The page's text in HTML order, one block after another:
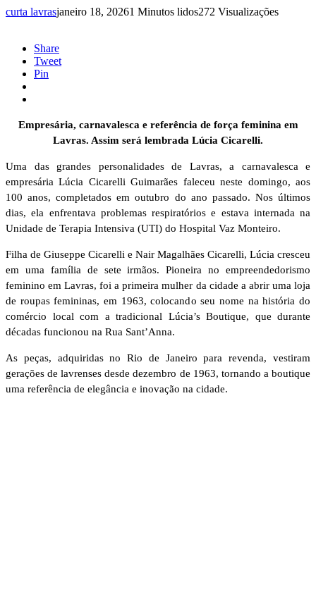
curta lavrasjaneiro 18, 20261 Minutos lidos272 Visualizações
Share
Tweet
Pin
Empresária, carnavalesca e referência de força feminina em
Lavras. Assim será lembrada Lúcia Cicarelli.
Uma das grandes personalidades de Lavras, a carnavalesca e
empresária Lúcia Cicarelli Guimarães faleceu neste domingo, aos
100 anos, completados em outubro do ano passado. Nos últimos
dias, ela enfrentava problemas respiratórios e estava internada na
Unidade de Terapia Intensiva (UTI) do Hospital Vaz Monteiro.
Filha de Giuseppe Cicarelli e Nair Magalhães Cicarelli, Lúcia cresceu
em uma família de sete irmãos. Pioneira no empreendedorismo
feminino em Lavras, foi a primeira mulher da cidade a abrir uma loja
de roupas femininas, em 1963, colocando seu nome na história do
comércio local com a tradicional Lúcia’s Boutique, que durante
décadas funcionou na Rua Sant’Anna.
As peças, adquiridas no Rio de Janeiro para revenda, vestiram
gerações de lavrenses desde dezembro de 1963, tornando a boutique
uma referência de elegância e inovação na cidade.